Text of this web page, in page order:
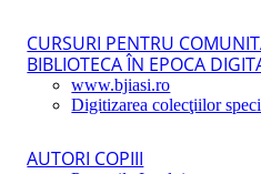
CURSURI PENTRU
BIBLIOTECA ÎN EPOCA
www.bjiasi.ro
Digitizarea colecţiilor
AUTORI COPIII